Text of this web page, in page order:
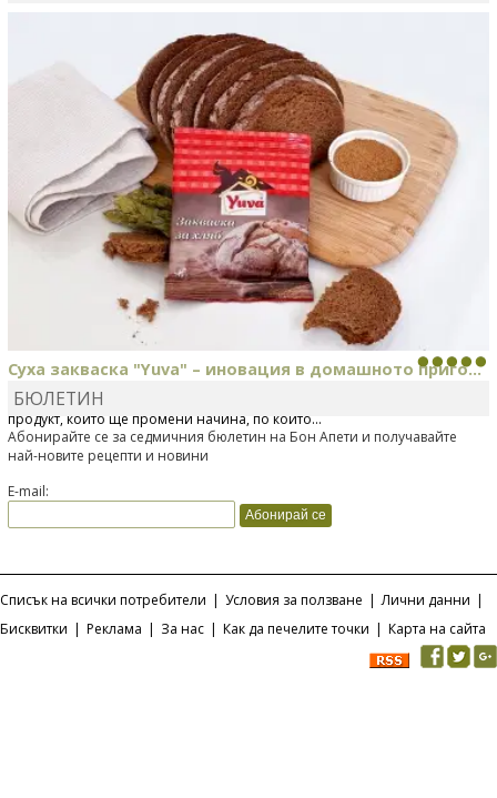
Суха закваска "Yuva" – иновация в домашното приго...
Отскоро Лесафр България стартира предлагането на изцяло нов
продукт, който ще промени начина, по който...
БЮЛЕТИН
Абонирайте се за седмичния бюлетин на Бон Апети и получавайте
най-новите рецепти и новини
E-mail:
Списък на всички потребители | Условия за ползване | Лични данни |
Бисквитки | Реклама | За нас | Как да печелите точки | Карта на сайта